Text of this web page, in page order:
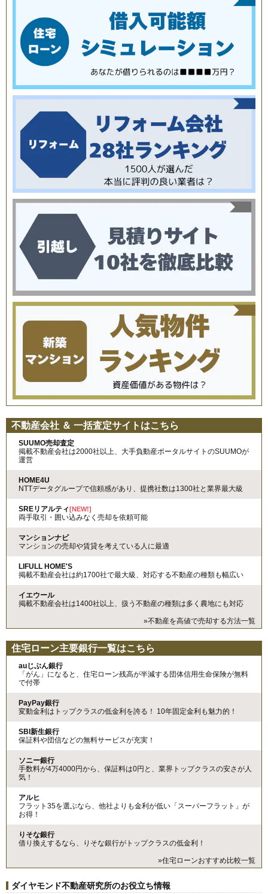
不動産会社 ＆ 一括査定サイトはこちら
SUUMO売却査定
掲載不動産会社は2000社以上、大手負動産ポータルサイトのSUUMOが
運営
HOME4U
NTTデータグループで信頼感があり、提携社数は1300社と業界最大級
SREリアルティ[NEW!]
両手取引・囲い込みなく売却を依頼可能
マンションナビ
マンションの売却や賃貸を考えている人に最適
LIFULL HOME'S
掲載不動産会社は約1700社で最大級、対応する不動産の種類も幅広い
イエウール
掲載不動産会社は1400社以上、扱う不動産の種類は多く農地にも対応
»不動産を高値で売却する方法一覧
住宅ローン主要銀行一覧はこちら
auじぶん銀行
「がん」になると、住宅ローン残高が半減する団体信用生命保険が無料
で付帯
PayPay銀行
変動金利はトップクラスの低金利を誇る！ 10年固定金利も魅力的！
SBI新生銀行
保証料や団信などの無料サービスが充実！
ソニー銀行
手数料が4万4000円から、保証料は0円と、業界トップクラスの安さが人
気！
アルヒ
フラット35を選ぶなら、他社よりも金利が低い「スーパーフラット」が
お得！
りそな銀行
借り換えするなら、りそな銀行がトップクラスの低金利！
»住宅ローンおすすめ比較一覧
ダイヤモンド不動産研究所のお役立ち情報